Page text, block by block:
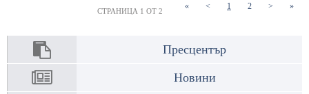
« < 1 (current)
2(current)
> »
СТРАНИЦА 1 ОТ 2
Пресцентър
Новини